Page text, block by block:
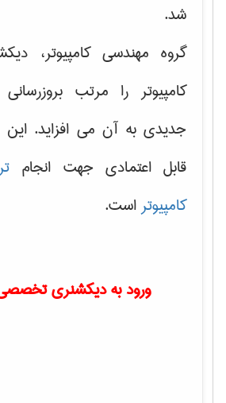
شد.
گروه مهندسی کامپیوتر،
کامپیوتر را مرتب
جدیدی به آن می افزاید.
قابل اعتمادی جهت انجام
کامپیوتراست.
ورود به دیکشنری تخصصی